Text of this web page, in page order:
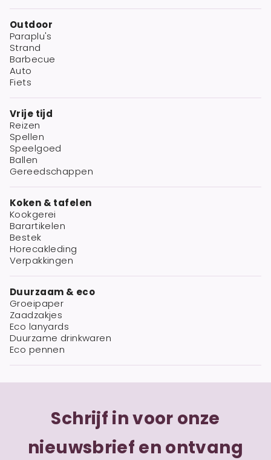
Outdoor
Paraplu's
Strand
Barbecue
Auto
Fiets
Vrije tijd
Reizen
Spellen
Speelgoed
Ballen
Gereedschappen
Koken & tafelen
Kookgerei
Barartikelen
Bestek
Horecakleding
Verpakkingen
Duurzaam & eco
Groeipaper
Zaadzakjes
Eco lanyards
Duurzame drinkwaren
Eco pennen
Schrijf in voor onze
nieuwsbrief en ontvang